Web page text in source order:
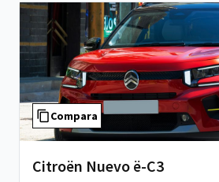
Compara
Citroën Nuevo ë-C3